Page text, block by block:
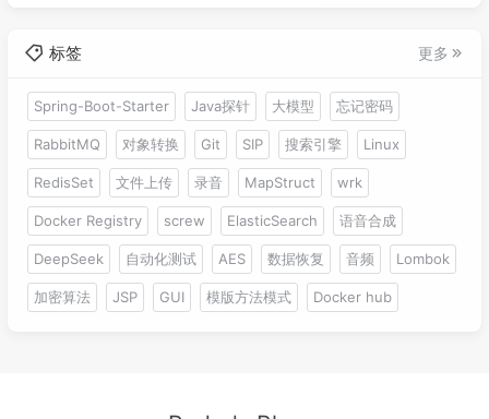
标签 更多
Spring-Boot-Starter Java探针 大模型 忘记密码
RabbitMQ 对象转换 Git SIP 搜索引擎 Linux
RedisSet 文件上传 录音 MapStruct wrk
Docker Registry screw ElasticSearch 语音合成
DeepSeek 自动化测试 AES 数据恢复 音频 Lombok
加密算法 JSP GUI 模版方法模式 Docker hub